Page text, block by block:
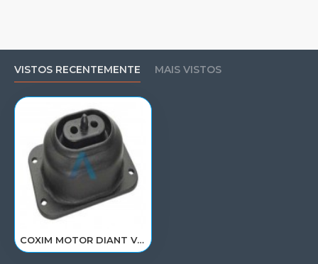
VISTOS RECENTEMENTE MAIS VISTOS
COXIM MOTOR DIANT VOLVO FH D12A/C/D/D13A 20503552/R-2241